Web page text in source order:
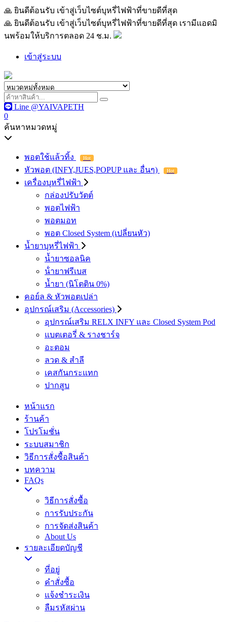
🙏 ยินดีต้อนรับ เข้าสู่เว็บไซต์บุหรี่ไฟฟ้าที่ขายดีที่สุด เรามีแอดมิน
🙏 ยินดีต้อนรับ เข้าสู่เว็บไซต์บุหรี่ไฟฟ้าที่ขายดีที่สุด เรามีแอดมิ
นพร้อมให้บริการตลอด 24 ช.ม.
เข้าสู่ระบบ
Line @YAIVAPETH
0
ค้นหาหมวดหมู่
พอตใช้แล้วทิ้ง Hot
หัวพอต (INFY,JUES,POPUP และ อื่นๆ) Hot
เครื่องบุหรี่ไฟฟ้า
กล่องปรับวัตต์
พอตไฟฟ้า
พอตมอท
พอต Closed System (เปลี่ยนหัว)
น้ำยาบุหรี่ไฟฟ้า
น้ำยาซอลนิค
น้ํายาฟรีเบส
น้ำยา (นิโตติน 0%)
คอย์ล & หัวพอตเปล่า
อุปกรณ์เสริม (Accessories)
อุปกรณ์เสริม RELX INFY และ Closed System Pod
แบตเตอรี่ & รางชาร์จ
อะตอม
ลวด ​& สำลี
เคสกันกระแทก
ปากสูบ
หน้าแรก
ร้านค้า
โปรโมชั่น
ระบบสมาชิก
วิธีการสั่งซื้อสินค้า
บทความ
FAQs
วิธีการสั่งซื้อ
การรับประกัน
การจัดส่งสินค้า
About Us
รายละเอียดบัญชี
ที่อยู่
คำสั่งซื้อ
แจ้งชำระเงิน
ลืมรหัสผ่าน